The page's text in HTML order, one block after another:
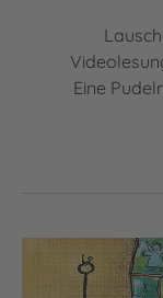
Eine